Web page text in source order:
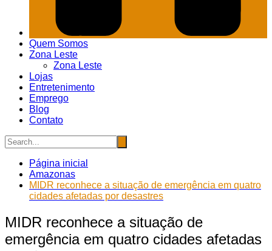
Quem Somos
Zona Leste
Zona Leste
Lojas
Entretenimento
Emprego
Blog
Contato
Página inicial
Amazonas
MIDR reconhece a situação de emergência em quatro
cidades afetadas por desastres
MIDR reconhece a situação de
emergência em quatro cidades afetadas